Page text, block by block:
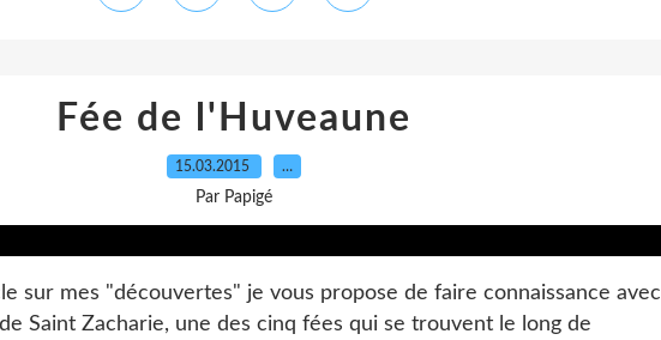
Fée de l'Huveaune
15.03.2015 …
Par Papigé
sur mes "découvertes" je vous propose de faire connaissance avec
Saint Zacharie, une des cinq fées qui se trouvent le long de